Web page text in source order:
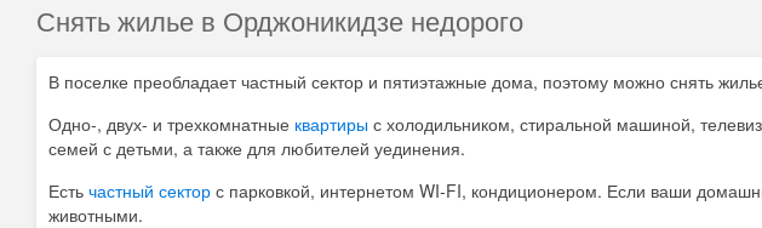
Снять жилье в Орджоникидзе недорого
В поселке преобладает частный сектор и пятиэтажные дома, поэтому можно снять
Одно-, двух- и трехкомнатные квартиры с холодильником, стиральной машиной,
семей с детьми, а также для любителей уединения.
Есть частный сектор с парковкой, интернетом WI-FI, кондиционером. Если ваши
животными.